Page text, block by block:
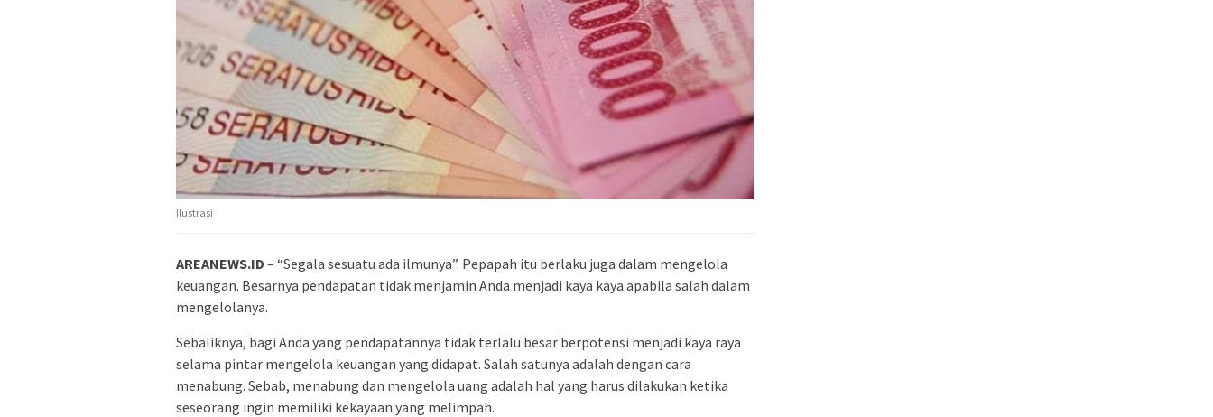
Ilustrasi
AREANEWS.ID – “Segala sesuatu ada ilmunya”. Pepapah itu berlaku juga dalam mengelola
keuangan. Besarnya pendapatan tidak menjamin Anda menjadi kaya kaya apabila salah dalam
mengelolanya.
Sebaliknya, bagi Anda yang pendapatannya tidak terlalu besar berpotensi menjadi kaya raya
selama pintar mengelola keuangan yang didapat. Salah satunya adalah dengan cara
menabung. Sebab, menabung dan mengelola uang adalah hal yang harus dilakukan ketika
seseorang ingin memiliki kekayaan yang melimpah.